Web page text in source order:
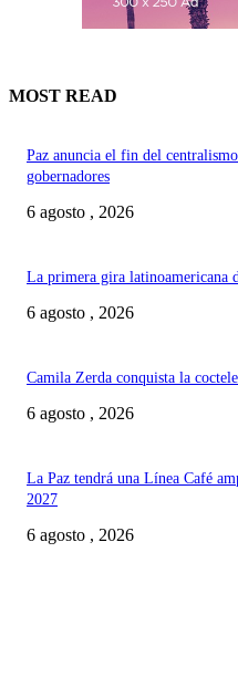
MOST READ
Paz anuncia el fin del
gobernadores
6 agosto , 2026
La primera gira latinoamericana
6 agosto , 2026
Camila Zerda conquista la
6 agosto , 2026
La Paz tendrá una Línea Café
2027
6 agosto , 2026